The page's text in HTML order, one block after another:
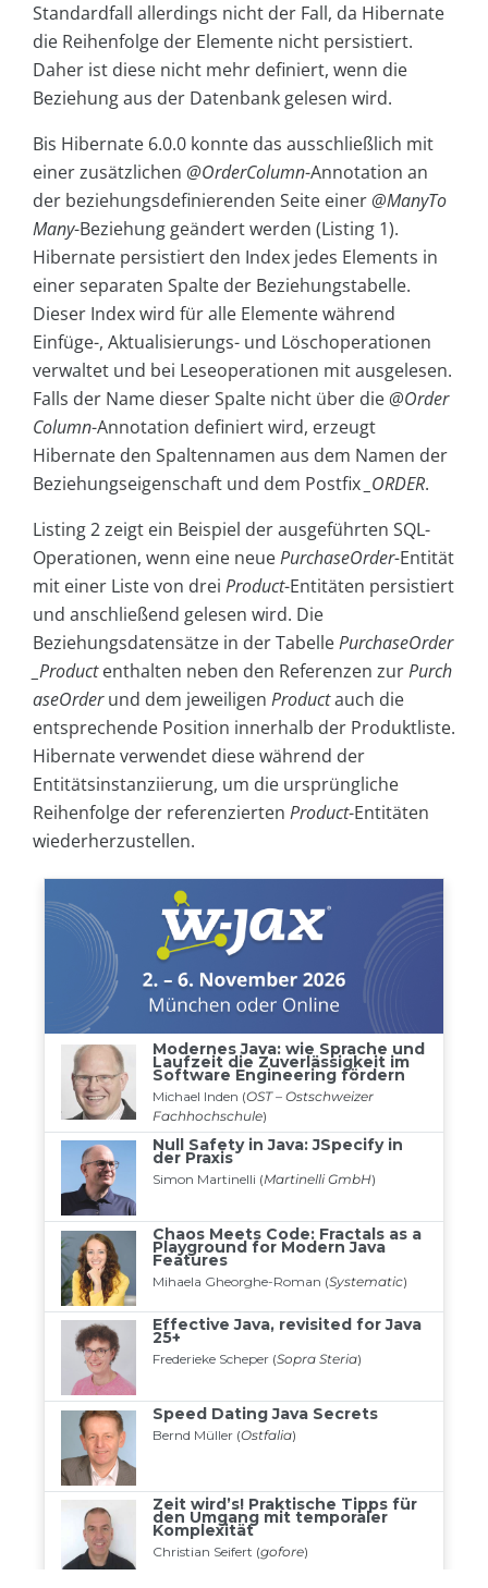
Standardfall allerdings nicht der Fall, da Hibernate
die Reihenfolge der Elemente nicht persistiert.
Daher ist diese nicht mehr definiert, wenn die
Beziehung aus der Datenbank gelesen wird.
Bis Hibernate 6.0.0 konnte das ausschließlich mit
einer zusätzlichen @OrderColumn-Annotation an
der beziehungsdefinierenden Seite einer@ManyTo
Many-Beziehung geändert werden (Listing 1).
Hibernate persistiert den Index jedes Elements in
einer separaten Spalte der Beziehungstabelle.
Dieser Index wird für alle Elemente während
Einfüge-, Aktualisierungs- und Löschoperationen
verwaltet und bei Leseoperationen mit ausgelesen.
Falls der Name dieser Spalte nicht über die@Order
Column-Annotation definiert wird, erzeugt
Hibernate den Spaltennamen aus dem Namen der
Beziehungseigenschaft und dem Postfix _ORDER.
Listing 2 zeigt ein Beispiel der ausgeführten SQL-
Operationen, wenn eine neuePurchaseOrder-Entität
mit einer Liste von drei Product-Entitäten persistiert
und anschließend gelesen wird. Die
Beziehungsdatensätze in der TabellePurchaseOrder
_Productenthalten neben den Referenzen zurPurch
aseOrderund dem jeweiligen Productauch die
entsprechende Position innerhalb der Produktliste.
Hibernate verwendet diese während der
Entitätsinstanziierung, um die ursprüngliche
Reihenfolge der referenzierten Product-Entitäten
wiederherzustellen.